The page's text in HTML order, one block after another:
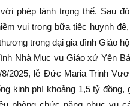
phép lành trọng thể. Sau
vui trong bữa tiệc huynh
trong đại gia đình Giáo
Nhà Mục vụ Giáo xứ Yên
2025, lễ Đức Maria Trinh
kinh phí khoảng 1,5 tỷ đồng,